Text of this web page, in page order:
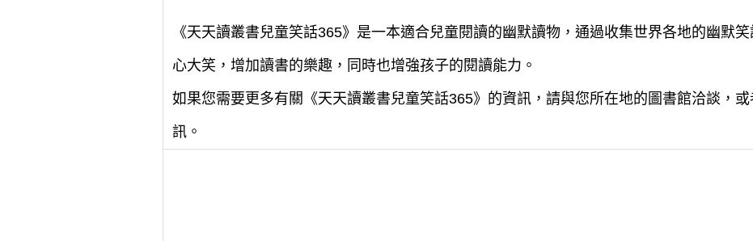
《天天讀叢書兒童笑話365》是一本適合兒童閱讀的幽默讀物，通過收集世界各地的幽默
心大笑，增加讀書的樂趣，同時也增強孩子的閱讀能力。
如果您需要更多有關《天天讀叢書兒童笑話365》的資訊，請與您所在地的圖書館洽談，
訊。